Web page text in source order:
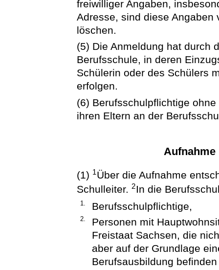
freiwilliger Angaben,
Adresse, sind diese
löschen.
(5) Die Anmeldung hat durch
Berufsschule, in deren
Schülerin oder des Schülers
erfolgen.
(6) Berufsschulpflichtige
ihren Eltern an der
(1) 1Über die Aufnahme
Schulleiter.2In die
1. Berufsschulpflichtige,
2.
Personen mit
Freistaat Sachsen, die
aber auf der Grundlage
Berufsausbildung